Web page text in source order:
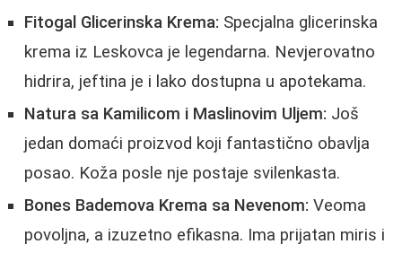
Fitogal Glicerinska Krema: Specjalna glicerinska
krema iz Leskovca je legendarna. Nevjerovatno
hidrira, jeftina je i lako dostupna u apotekama.
Natura sa Kamilicom i Maslinovim Uljem: Još
jedan domaći proizvod koji fantastično obavlja
posao. Koža posle nje postaje svilenkasta.
Bones Bademova Krema sa Nevenom: Veoma
povoljna, a izuzetno efikasna. Ima prijatan miris i